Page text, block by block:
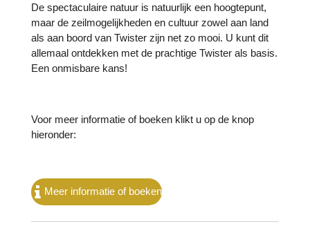
De spectaculaire natuur is natuurlijk een hoogtepunt,
maar de zeilmogelijkheden en cultuur zowel aan land
als aan boord van Twister zijn net zo mooi. U kunt dit
allemaal ontdekken met de prachtige Twister als basis.
Een onmisbare kans!
Voor meer informatie of boeken klikt u op de knop
hieronder:
Meer informatie of boeken